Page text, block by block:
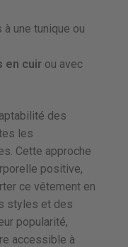
une tunique ou
en cuir ou avec
des
les
Cette approche
positive,
ce vêtement en
styles et des
popularité,
accessible à